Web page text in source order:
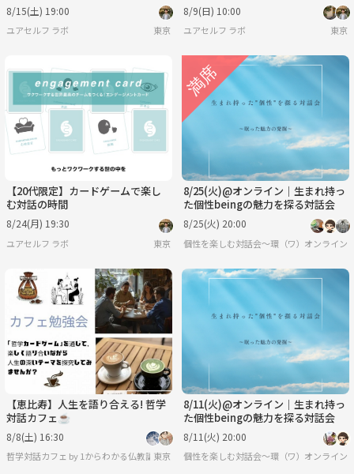
8/15(土) 19:00
ユアセルフ ラボ 東京
8/9(日) 10:00
ユアセルフ ラボ 東京
【20代限定】カードゲームで楽し
む対話の時間
8/24(月) 19:30
ユアセルフ ラボ 東京
8/25(火)@オンライン｜生まれ持っ
た個性beingの魅力を探る対話会
8/25(火) 20:00
個性を楽しむ対話会〜環（ワ）〜オンライン
【恵比寿】人生を語り合える! 哲学
対話カフェ☕️
8/8(土) 16:30
哲学対話カフェ by 1からわかる仏教講座東京
8/11(火)@オンライン｜生まれ持っ
た個性beingの魅力を探る対話会
8/11(火) 20:00
個性を楽しむ対話会〜環（ワ）〜オンライン